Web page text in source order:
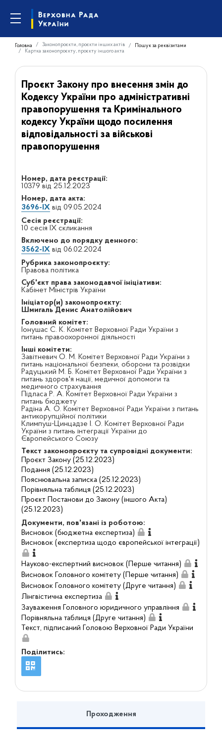
Головна Законопроєкти, проєкти інших актів
Пошук за реквізитами
Картка законопроєкту, проєкту іншого акта
Проєкт Закону про внесення змін до
Кодексу України про адміністративні
правопорушення та Кримінального
кодексу України щодо посилення
відповідальності за військові
правопорушення
Номер, дата реєстрації:
10379 від 25.12.2023
Номер, дата акта:
3696-IXвід 09.05.2024
Сесія реєстрації:
10 сесія IX скликання
Включено до порядку денного:
3562-IXвід 06.02.2024
Рубрика законопроєкту:
Правова політика
Суб'єкт права законодавчої ініціативи:
Кабінет Міністрів України
Ініціатор(и) законопроєкту:
Шмигаль Денис Анатолійович
Головний комітет:
Іонушас С. К. Комітет Верховної Ради України з
питань правоохоронної діяльності
Інші комітети:
Завітневич О. М. Комітет Верховної Ради України з
питань національної безпеки, оборони та розвідки
Радуцький М. Б. Комітет Верховної Ради України з
питань здоров'я нації, медичної допомоги та
медичного страхування
Підласа Р. А. Комітет Верховної Ради України з
питань бюджету
Радіна А. О. Комітет Верховної Ради України з питань
антикорупційної політики
Климпуш-Цинцадзе І. О. Комітет Верховної Ради
України з питань інтеграції України до
Європейського Союзу
Текст законопроєкту та супровідні документи:
Проєкт Закону (25.12.2023)
Подання (25.12.2023)
Пояснювальна записка (25.12.2023)
Порівняльна таблиця (25.12.2023)
Проєкт Постанови до Закону (іншого Акта)
(25.12.2023)
Документи, пов'язані із роботою:
Висновок (бюджетна експертиза)
Висновок (експертиза щодо європейської інтеграції)
Науково-експертний висновок (Перше читання)
Висновок Головного комітету (Перше читання)
Висновок Головного комітету (Друге читання)
Лінгвістична експертиза
Зауваження Головного юридичного управління
Порівняльна таблиця (Друге читання)
Текст, підписаний Головою Верховної Ради України
Поділитись:
Проходження